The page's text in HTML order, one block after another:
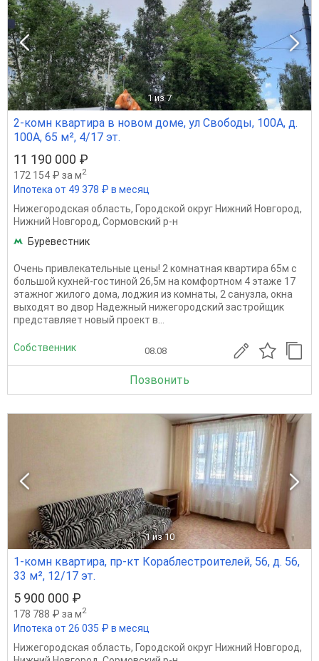
1 из 7
2-комн квартира в новом доме, ул Свободы, 100А, д.
100А, 65 м², 4/17 эт.
11 190 000 ₽
172 154 ₽ за м2
Ипотека от 49 378 ₽ в месяц
Нижегородская область, Городской округ Нижний Новгород,
Нижний Новгород, Сормовский р-н
Буревестник
Очень привлекательные цены! 2 комнатная квартира 65м с
большой кухней-гостиной 26,5м на комфортном 4 этаже 17
этажног жилого дома, лоджия из комнаты, 2 санузла, окна
выходят во двор Надежный нижегородский застройщик
представляет новый проект в...
Собственник 08.08
Позвонить
1 из 10
1-комн квартира, пр-кт Кораблестроителей, 56, д. 56,
33 м², 12/17 эт.
5 900 000 ₽
178 788 ₽ за м2
Ипотека от 26 035 ₽ в месяц
Нижегородская область, Городской округ Нижний Новгород,